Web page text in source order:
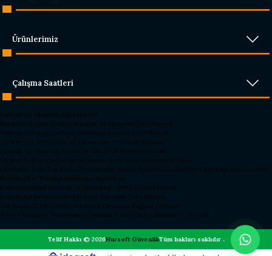
Ürünlerimiz
Çalışma Saatleri
Parmak İzi Okuyucu 2026 Hursoft
Rakipleri Geride Bırakan Parmak İzi Okuyucu 2026 Hursoft
Parmak İzi Okuyucu Fiyat Performans Lideri 2026 Hursoft
2026’nın En İyi Parmak İzi Okuyucusu – Hursoft Zirvede
Parmak İzi Okuyucu Alacaklar İçin 2026 Rehberi Hursoft
Okullarda Kapı Dedektörleri Neden Şart? 2026 Güvenlik Rehberi
Okullarda Kapı Tipi Metal Dedektörler Neden Kullanılmalı?Hursoft Okul Kapı Dedektörleri
Hursoft Okul Turnike Sundurma Modelleri
Kapı Dedektörü Fiyatları ve Modelleri - 2026 Güncel Listesi
Kapı Metal Dedektörleri | Hursoft Güvenlik Teknolojileri
Üst Arama El Dedektörleri Kaliteli Dayanıklı Sağlam | Hursoft
X Ray Cihazları | Profesyonel Güvenlik X Ray Cihazı Sistemleri | Hursoft
Telif Hakkı © 2026Hursoft GüvenlikTüm hakları saklıdır .